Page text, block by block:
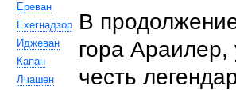
Ереван
Ехегнадзор
Иджеван
Капан
Лчашен
В
гора Араилер,
честь